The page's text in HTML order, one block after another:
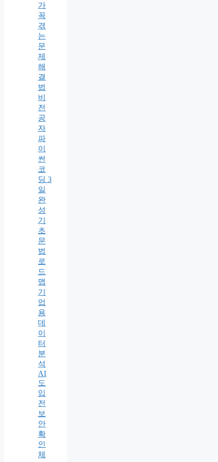
가
꼭
겪
는
문
제
해
결
법
비
전
공
자
파
이
썬
코
딩 3
일
완
성
기
초
문
법
로
드
맵
기
업
용
데
이
터
분
석
AI
도
입
전
보
안
확
인
체